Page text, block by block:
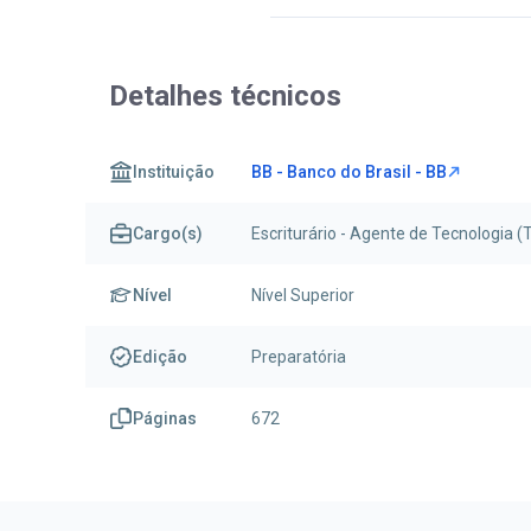
Detalhes técnicos
Instituição BB - Banco do Brasil - BB
Cargo(s) Escriturário - Agente de Tecnologia
Nível Nível Superior
Edição Preparatória
Páginas 672